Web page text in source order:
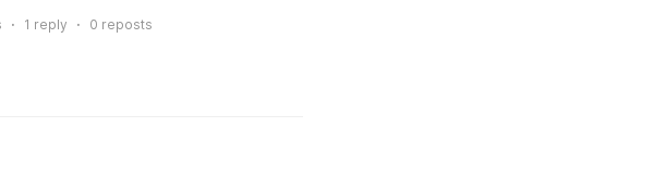
1 reply 0 reposts